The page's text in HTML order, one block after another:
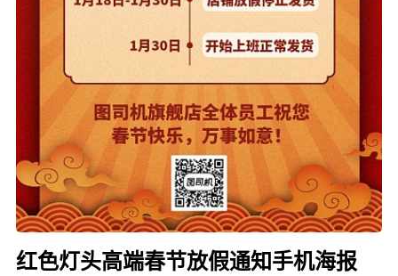
红色灯头高端春节放假通知手机海报